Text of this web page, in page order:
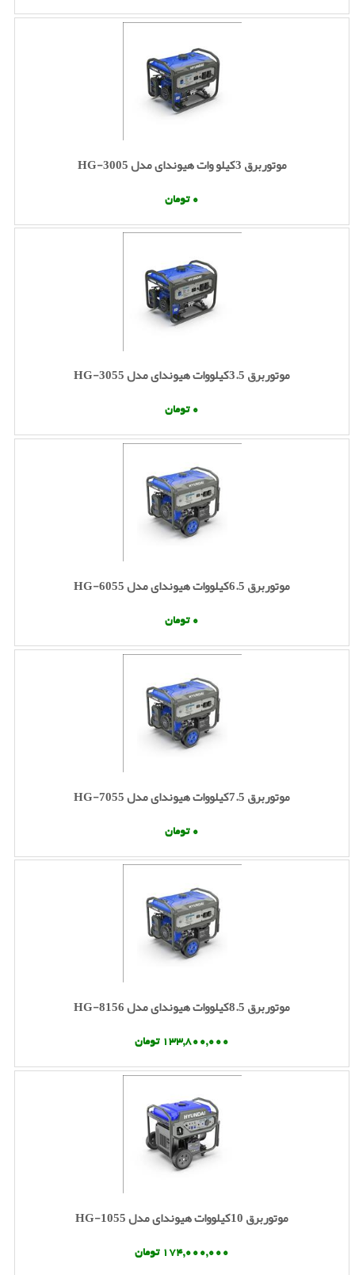
موتوربرق 3کیلو وات هیوندای مدل HG-3005
0 تومان
موتوربرق 3.5کیلووات هیوندای مدل HG-3055
0 تومان
موتوربرق 6.5کیلووات هیوندای مدل HG-6055
0 تومان
موتوربرق 7.5کیلووات هیوندای مدل HG-7055
0 تومان
موتوربرق 8.5کیلووات هیوندای مدل HG-8156
133,800,000 تومان
موتوربرق 10کیلووات هیوندای مدل HG-1055
174,000,000 تومان